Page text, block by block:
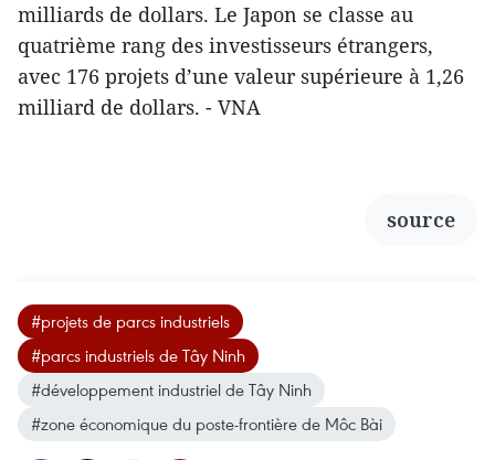
milliards de dollars. Le Japon se classe au
quatrième rang des investisseurs étrangers,
avec 176 projets d’une valeur supérieure à 1,26
milliard de dollars. - VNA
source
#projets de parcs industriels
#parcs industriels de Tây Ninh
#développement industriel de Tây Ninh
#zone économique du poste-frontière de Môc Bài